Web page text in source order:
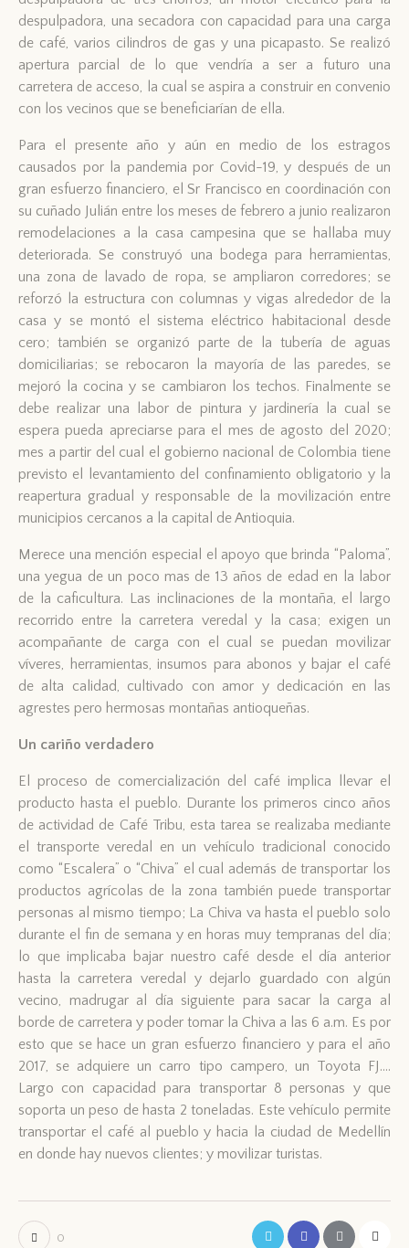
despulpadora, una secadora con capacidad para una carga
de café, varios cilindros de gas y una picapasto. Se realizó
apertura parcial de lo que vendría a ser a futuro una
carretera de acceso, la cual se aspira a construir en convenio
con los vecinos que se beneficiarían de ella.
Para el presente año y aún en medio de los estragos
causados por la pandemia por Covid-19, y después de un
gran esfuerzo financiero, el Sr Francisco en coordinación con
su cuñado Julián entre los meses de febrero a junio realizaron
remodelaciones a la casa campesina que se hallaba muy
deteriorada. Se construyó una bodega para herramientas,
una zona de lavado de ropa, se ampliaron corredores; se
reforzó la estructura con columnas y vigas alrededor de la
casa y se montó el sistema eléctrico habitacional desde
cero; también se organizó parte de la tubería de aguas
domiciliarias; se rebocaron la mayoría de las paredes, se
mejoró la cocina y se cambiaron los techos. Finalmente se
debe realizar una labor de pintura y jardinería la cual se
espera pueda apreciarse para el mes de agosto del 2020;
mes a partir del cual el gobierno nacional de Colombia tiene
previsto el levantamiento del confinamiento obligatorio y la
reapertura gradual y responsable de la movilización entre
municipios cercanos a la capital de Antioquia.
Merece una mención especial el apoyo que brinda “Paloma”,
una yegua de un poco mas de 13 años de edad en la labor
de la caficultura. Las inclinaciones de la montaña, el largo
recorrido entre la carretera veredal y la casa; exigen un
acompañante de carga con el cual se puedan movilizar
víveres, herramientas, insumos para abonos y bajar el café
de alta calidad, cultivado con amor y dedicación en las
agrestes pero hermosas montañas antioqueñas.
Un cariño verdadero
El proceso de comercialización del café implica llevar el
producto hasta el pueblo. Durante los primeros cinco años
de actividad de Café Tribu, esta tarea se realizaba mediante
el transporte veredal en un vehículo tradicional conocido
como “Escalera” o “Chiva” el cual además de transportar los
productos agrícolas de la zona también puede transportar
personas al mismo tiempo; La Chiva va hasta el pueblo solo
durante el fin de semana y en horas muy tempranas del día;
lo que implicaba bajar nuestro café desde el día anterior
hasta la carretera veredal y dejarlo guardado con algún
vecino, madrugar al día siguiente para sacar la carga al
borde de carretera y poder tomar la Chiva a las 6 a.m. Es por
esto que se hace un gran esfuerzo financiero y para el año
2017, se adquiere un carro tipo campero, un Toyota FJ….
Largo con capacidad para transportar 8 personas y que
soporta un peso de hasta 2 toneladas. Este vehículo permite
transportar el café al pueblo y hacia la ciudad de Medellín
en donde hay nuevos clientes; y movilizar turistas.
0